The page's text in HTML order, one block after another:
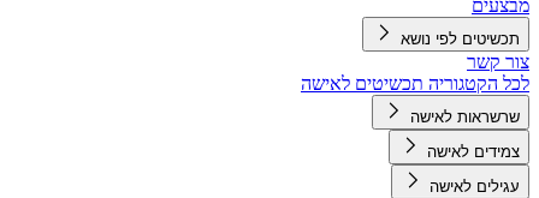
מבצעים
תכשיטים לפי נושא
צור קשר
לכל הקטגוריה תכשיטים לאישה
שרשראות לאישה
צמידים לאישה
עגילים לאישה